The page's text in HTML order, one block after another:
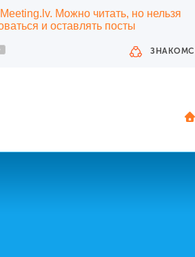
Можно читать, но нельзя
и оставлять посты